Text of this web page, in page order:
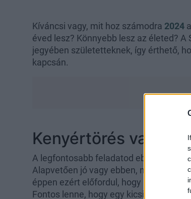
Kíváncsi vagy, mit hoz számodra 2024 a
éved lesz? Könnyebb lesz az életed?
jegyében születetteknek, így érthető,
kapcsán.
Kenyértörés vagy
A legfontosabb feladatod ebben az
Alapvetően jó vagy ebben, nagyon
éppen ezért előfordul, hogy nem
Fontos lenne, hogy egy kicsit lelassulj